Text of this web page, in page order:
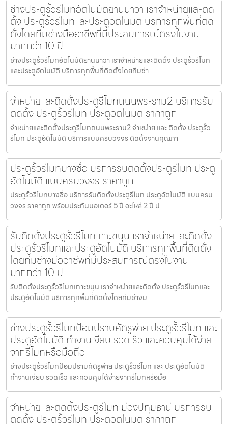
ช่างประตูรั้วรีโมทอัตโนมัติยานนาวา เราจำหน่ายและติด
ตั้ง ประตูรั้วรีโมทและประตูอัตโนมัติ บริการทุกพื้นที่ติด
ตั้งโดยทีมช่างมืออาชีพที่มีประสบการณ์ตรงในงาน
มากกว่า 10 ปี
ช่างประตูรั้วรีโมทอัตโนมัติยานนาวา เราจำหน่ายและติดตั้ง ประตูรั้วรีโมท
และประตูอัตโนมัติ บริการทุกพื้นที่ติดตั้งโดยทีมช่า
จำหน่ายและติดตั้งประตูรีโมทถนนพระราม2 บริการรับ
ติดตั้ง ประตูรั้วรีโมท ประตูอัตโนมัติ ราคาถูก
จำหน่ายและติดตั้งประตูรีโมทถนนพระราม2 จำหน่าย และ ติดตั้ง ประตูรั้ว
รีโมท ประตูอัตโนมัติ บริการแบบครบวงจร ติดตั้งงานคุณภา
ประตูรั้วรีโมทบางซื่อ บริการรับติดตั้งประตูรีโมท ประตู
อัตโนมัติ แบบครบวงจร ราคาถูก
ประตูรั้วรีโมทบางซื่อ บริการรับติดตั้งประตูรีโมท ประตูอัตโนมัติ แบบครบ
วงจร ราคาถูก พร้อมประกันมอเตอร์ 5 ปี อะไหล่ 2 ปี ป
รับติดตั้งประตูรั้วรีโมทเกาะขนุน เราจำหน่ายและติดตั้ง
ประตูรั้วรีโมทและประตูอัตโนมัติ บริการทุกพื้นที่ติดตั้ง
โดยทีมช่างมืออาชีพที่มีประสบการณ์ตรงในงาน
มากกว่า 10 ปี
รับติดตั้งประตูรั้วรีโมทเกาะขนุน เราจำหน่ายและติดตั้ง ประตูรั้วรีโมทและ
ประตูอัตโนมัติ บริการทุกพื้นที่ติดตั้งโดยทีมช่างม
ช่างประตูรั้วรีโมทป้อมปราบศัตรูพ่าย ประตูรั้วรีโมท และ
ประตูอัตโนมัติ ทำงานเงียบ รวดเร็ว และควบคุมได้ง่าย
จากรีโมทหรือมือถือ
ช่างประตูรั้วรีโมทป้อมปราบศัตรูพ่าย ประตูรั้วรีโมท และ ประตูอัตโนมัติ
ทำงานเงียบ รวดเร็ว และควบคุมได้ง่ายจากรีโมทหรือมือ
จำหน่ายและติดตั้งประตูรีโมทเมืองปทุมธานี บริการรับ
ติดตั้ง ประตูรั้วรีโมท ประตูอัตโนมัติ ราคาถูก